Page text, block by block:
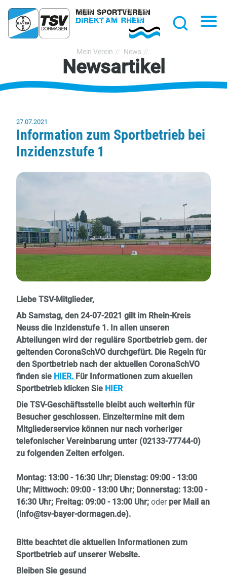
TSV
Bayer
Dormagen
1920
e.V.
Mein Verein News
Newsartikel
27.07.2021
Information zum Sportbetrieb bei
Inzidenzstufe 1
Liebe TSV-Mitglieder,
Ab Samstag, den 24-07-2021 gilt im Rhein-Kreis
Neuss die Inzidenstufe 1. In allen unseren
Abteilungen wird der reguläre Sportbetrieb gem. der
geltenden CoronaSchVO durchgefürt. Die Regeln für
den Sportbetrieb nach der aktuellen CoronaSchVO
finden sie HIER. Für Informationen zum akuellen
Sportbetrieb klicken Sie HIER
Die TSV-Geschäftsstelle bleibt auch weiterhin für
Besucher geschlossen. Einzeltermine mit dem
Mitgliederservice können nur nach vorheriger
telefonischer Vereinbarung unter (02133-77744-0)
zu folgenden Zeiten erfolgen.
Montag: 13:00 - 16:30 Uhr; Dienstag: 09:00 - 13:00
Uhr; Mittwoch: 09:00 - 13:00 Uhr; Donnerstag: 13:00 -
16:30 Uhr; Freitag: 09:00 - 13:00 Uhr; oder per Mail an
(info@tsv-bayer-dormagen.de).
Bitte beachtet die aktuellen Informationen zum
Sportbetrieb auf unserer Website.
Bleiben Sie gesund